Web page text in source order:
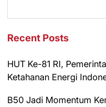
Recent Posts
HUT Ke-81 RI,
Ketahanan Energi
B50 Jadi Momentum